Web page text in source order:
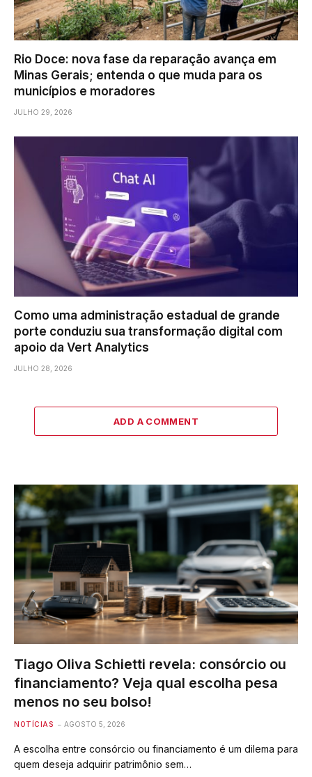
Rio Doce: nova fase da reparação avança em
Minas Gerais; entenda o que muda para os
municípios e moradores
JULHO 29, 2026
Como uma administração estadual de grande
porte conduziu sua transformação digital com
apoio da Vert Analytics
JULHO 28, 2026
ADD A COMMENT
Tiago Oliva Schietti revela: consórcio ou
financiamento? Veja qual escolha pesa
menos no seu bolso!
NOTÍCIAS AGOSTO 5, 2026
A escolha entre consórcio ou financiamento é um dilema para
quem deseja adquirir patrimônio sem…